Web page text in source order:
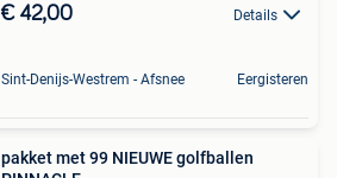
€ 42,00 Details
Sint-Denijs-Westrem - Afsnee Eergisteren
pakket met 99 NIEUWE golfballen